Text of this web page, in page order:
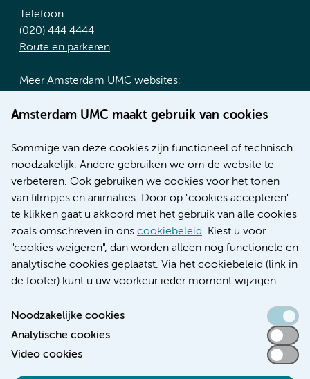
Amsterdam UMC maakt gebruik van cookies
Sommige van deze cookies zijn functioneel of technisch
noodzakelijk. Andere gebruiken we om de website te
verbeteren. Ook gebruiken we cookies voor het tonen
van filmpjes en animaties. Door op "cookies accepteren"
te klikken gaat u akkoord met het gebruik van alle cookies
zoals omschreven in ons cookiebeleid. Kiest u voor
"cookies weigeren", dan worden alleen nog functionele en
analytische cookies geplaatst. Via het cookiebeleid (link in
de footer) kunt u uw voorkeur ieder moment wijzigen.
Noodzakelijke cookies
Analytische cookies
Video cookies
Telefoon:
(020) 444 4444
Route en parkeren
Meer Amsterdam UMC websites:
Werken bij Amsterdam UMC
Nieuws
Research
Educatie locatie AMC
Educatie locatie VUmc
Toegankelijkheidsverklaring
Responsible disclosure